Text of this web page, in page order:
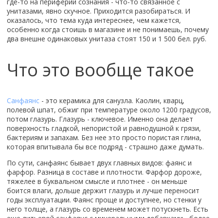
Ванны
Шторки на ванну
Смесители
Унитазы
Мебель для ванной
Зеркала
Полотенцесушители
Кухонные мойки
Аксессуары для ванной
Трапы
Сифоны
Прямоугольная
Асимметричная
Отдельностоящая
Угловая
Производитель
Ravak
Riho
Lavinia Boho
Смотреть все
Популярный размер
150x70
160x70
170x70
170x75
Высота поддона
Высокий поддон
Низкий поддон
Без крыши
С гидромассажем
Без сиденья
Смотреть все
Цвет задней стенки
Темные
Светлые
Прозрачные
Смотреть все
Двери
матовые
с рисунком
Цвет задних стенок
светлые
темные
с рисунком
Материал задних стенок
акрил
стекло
Принадлежности
100x100
120x80
Смотреть все
Высокий
Средний
Без поддона
Смотреть все
Форма поддона
Асимметричная
Квадратная
Прямоугольная
Четверть круга
Смотреть все
80x80
90x90
100x100
120x80
Форма
Квадратный
Угловой
Пятиугольный
Смотреть все
Акриловый
Керамический
Стальной
Чугунный
Популярный размер
70 см
80 см
Смотреть все
стеклянные
пластиковые
Конструкция профиля
Беспрофильная
Профильная
Бренд
CeruttiSpa
Good Door
Душевые шторки
Размер
70 см
90 см
Количество створок двери
1
2
3
4
Смотреть все
Способ открывания
Комбинированный
Мебель для ванной
Тумбы под умывальник
Зеркала
Шкафы в ванную
Смотреть все
Топ брендов
Belux
Aqwella
Iddis
Am.Pm
Смотреть все
Назначение
Для ванны
Для кухни
Для душа
Смотреть все
На умывальник
На мойку
На стену
Скрытый
Душевые стойки, лейки, комплектующие
Bravat
Deante
Hansgrohe
Leroy
Тип
Душевая панель
Душевая система скрытого монтажа
Душевая стойка
Монтаж
Подвесной
Напольный
Приставной
Скрытый
Смотреть все
Исполнение
Безободковый
Инсталляции
Комплекты с унитазами
Geberit
TECE
Amore di Mare
Смотреть все
Назначение
Умывальники
Монтаж
На стиральную машину
В столешницу сверху
Врезной
На подстолье
Биде
Монтаж
Напольные
Подвесные
Писсуары
Топ брендов
Roca
Вентиляция
БрендБойлеры
унитазами, явно скучное. Приходится разобираться. И
оказалось, что тема куда интереснее, чем кажется,
особенно когда стоишь в магазине и не понимаешь, почему
два внешне одинаковых унитаза стоят 150 и 1 500 бел. руб.
Что это вообще такое
Санфаянс - это керамика для санузла. Каолин, кварц,
полевой шпат, обжиг при температуре около 1200 градусов,
потом глазурь. Глазурь - ключевое. Именно она делает
поверхность гладкой, непористой и равнодушной к грязи,
бактериям и запахам. Без нее это просто пористая глина,
которая впитывала бы все подряд - страшно даже думать.
По сути, санфаянс бывает двух главных видов: фаянс и
фарфор. Разница в составе и плотности. Фарфор дороже,
тяжелее в буквальном смысле и плотнее - он меньше
боится влаги, дольше держит глазурь и лучше переносит
годы эксплуатации. Фаянс проще и доступнее, но стенки у
него толще, а глазурь со временем может потускнеть. Есть